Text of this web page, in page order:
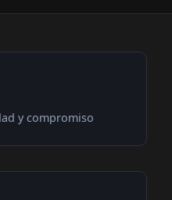
y compromiso